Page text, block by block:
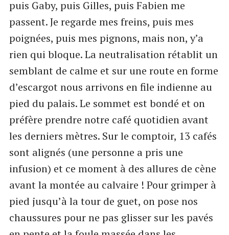
puis Gaby, puis Gilles, puis Fabien me
passent. Je regarde mes freins, puis mes
poignées, puis mes pignons, mais non, y’a
rien qui bloque. La neutralisation rétablit un
semblant de calme et sur une route en forme
d’escargot nous arrivons en file indienne au
pied du palais. Le sommet est bondé et on
préfère prendre notre café quotidien avant
les derniers mètres. Sur le comptoir, 13 cafés
sont alignés (une personne a pris une
infusion) et ce moment à des allures de cène
avant la montée au calvaire ! Pour grimper à
pied jusqu’à la tour de guet, on pose nos
chaussures pour ne pas glisser sur les pavés